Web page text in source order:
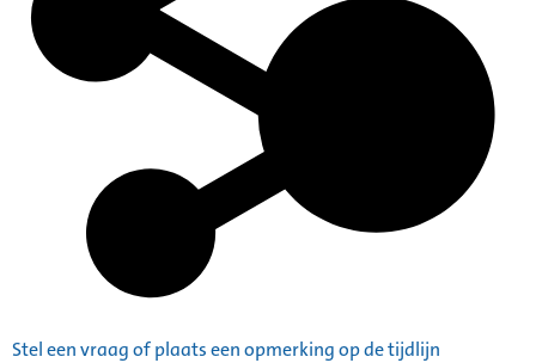
Stel een vraag of plaats een opmerking op de tijdlijn